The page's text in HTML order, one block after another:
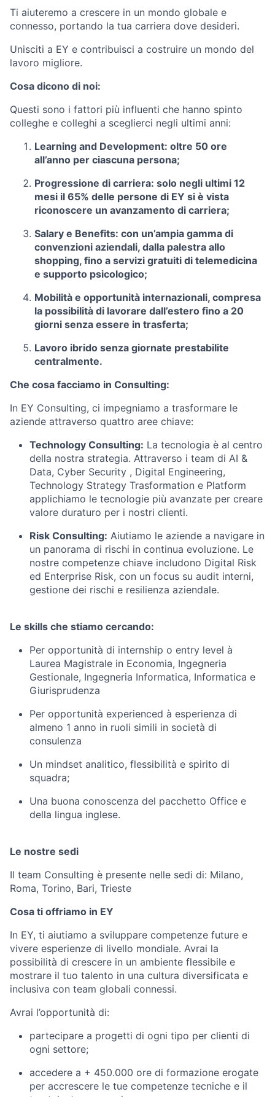
Ti aiuteremo a crescere in un mondo globale e
connesso, portando la tua carriera dove desideri.
Unisciti a EY e contribuisci a costruire un mondo del
lavoro migliore.
Cosa dicono di noi:
Questi sono i fattori più influenti che hanno spinto
colleghe e colleghi a sceglierci negli ultimi anni:
Learning and Development: oltre 50 ore
all’anno per ciascuna persona;
Progressione di carriera: solo negli ultimi 12
mesi il 65% delle persone di EY si è vista
riconoscere un avanzamento di carriera;
Salary e Benefits: con un’ampia gamma di
convenzioni aziendali, dalla palestra allo
shopping, fino a servizi gratuiti di telemedicina
e supporto psicologico;
Mobilità e opportunità internazionali, compresa
la possibilità di lavorare dall’estero fino a 20
giorni senza essere in trasferta;
Lavoro ibrido senza giornate prestabilite
centralmente.
Che cosa facciamo in Consulting:
In EY Consulting, ci impegniamo a trasformare le
aziende attraverso quattro aree chiave:
Technology Consulting: La tecnologia è al centro
della nostra strategia. Attraverso i team di AI &
Data, Cyber Security , Digital Engineering,
Technology Strategy Trasformation e Platform
applichiamo le tecnologie più avanzate per creare
valore duraturo per i nostri clienti.
Risk Consulting: Aiutiamo le aziende a navigare in
un panorama di rischi in continua evoluzione. Le
nostre competenze chiave includono Digital Risk
ed Enterprise Risk, con un focus su audit interni,
gestione dei rischi e resilienza aziendale.
Le skills che stiamo cercando:
Per opportunità di internship o entry level à
Laurea Magistrale in Economia, Ingegneria
Gestionale, Ingegneria Informatica, Informatica e
Giurisprudenza
Per opportunità experienced à esperienza di
almeno 1 anno in ruoli simili in società di
consulenza
Un mindset analitico, flessibilità e spirito di
squadra;
Una buona conoscenza del pacchetto Office e
della lingua inglese.
Le nostre sedi
Il team Consulting è presente nelle sedi di: Milano,
Roma, Torino, Bari, Trieste
Cosa ti offriamo in EY
In EY, ti aiutiamo a sviluppare competenze future e
vivere esperienze di livello mondiale. Avrai la
possibilità di crescere in un ambiente flessibile e
mostrare il tuo talento in una cultura diversificata e
inclusiva con team globali connessi.
Avrai l’opportunità di:
partecipare a progetti di ogni tipo per clienti di
ogni settore;
accedere a + 450.000 ore di formazione erogate
per accrescere le tue competenze tecniche e il